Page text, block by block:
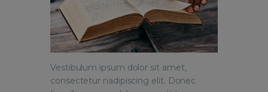
Vestibulum ipsum dolor sit amet,
consectetur nadipiscing elit. Donec